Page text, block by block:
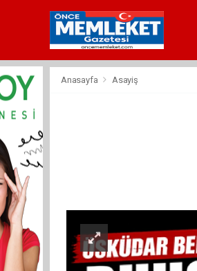
Anasayfa Asayiş